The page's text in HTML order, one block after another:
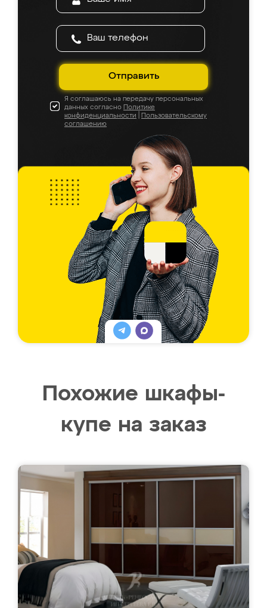
Отправить
Я соглашаюсь на передачу персональных
данных согласно Политике
конфиденциальности
Пользовательскому
соглашению
Похожие шкафы-
купе на заказ